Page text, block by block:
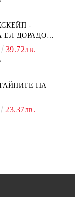
-
ЕЛ ДОРАДО +
39.72лв.
НА
23.37лв.